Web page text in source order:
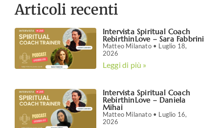
Articoli recenti
Intervista Spiritual Coach
RebirthinLove – Sara Fabbrini
Matteo Milanato
Luglio 18,
2026
Leggi di più »
Intervista Spiritual Coach
RebirthinLove – Daniela
Mihai
Matteo Milanato
Luglio 16,
2026